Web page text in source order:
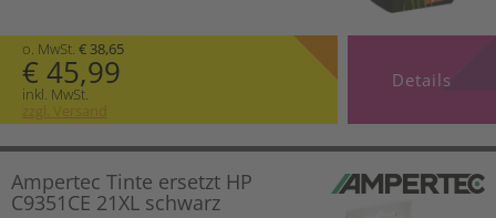
o. MwSt. € 38,65
€ 45,99
inkl. MwSt.
zzgl. Versand
Details
Ampertec Tinte ersetzt HP
C9351CE 21XL schwarz